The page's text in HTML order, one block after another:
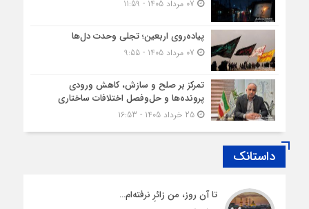
پیاده‌روی اربعین؛ تجلی وحدت دل‌ها
تمرکز بر صلح و سازش، کاهش ورودی
پرونده‌ها و حل‌وفصل اختلافات ساختاری
25 خرداد 1405 - 16:53
داستانک
تا آن روز، من زائرِ نرفته‌ام…